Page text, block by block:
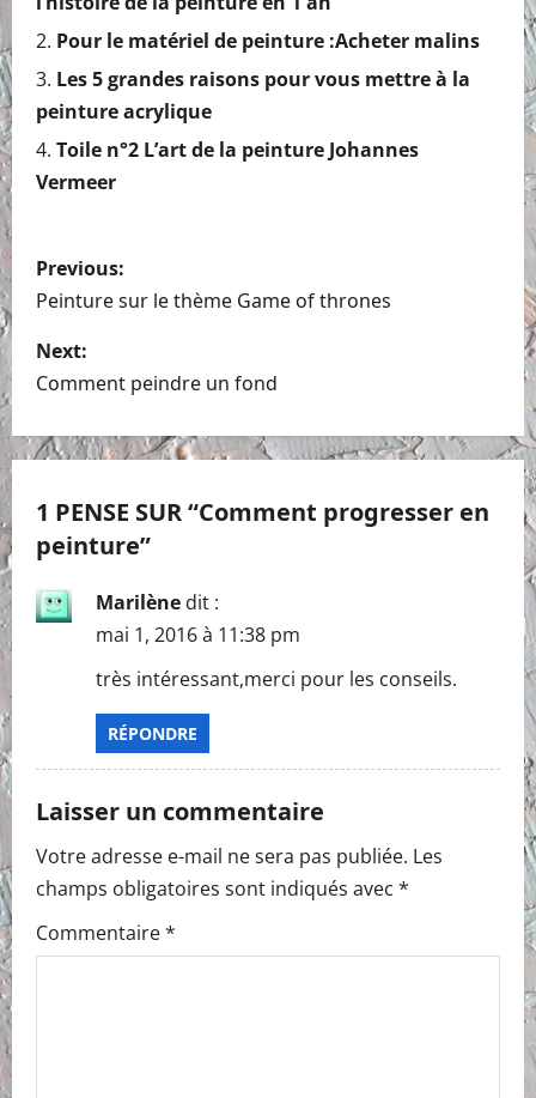
Pour le matériel de peinture :Acheter malins
Les 5 grandes raisons pour vous mettre à la
peinture acrylique
Toile n°2 L’art de la peinture Johannes
Vermeer
P
o
s
n
a
v
i
t
i
o
n
Previous:
Peinture sur le thème Game of thrones
Next:
Comment peindre un fond
1 PENSE SUR “Comment progresser en
peinture”
Marilène dit :
mai 1, 2016 à 11:38 pm
très intéressant,merci pour les conseils.
RÉPONDRE
Laisser un commentaire
Votre adresse e-mail ne sera pas publiée. Les
champs obligatoires sont indiqués avec *
Commentaire*